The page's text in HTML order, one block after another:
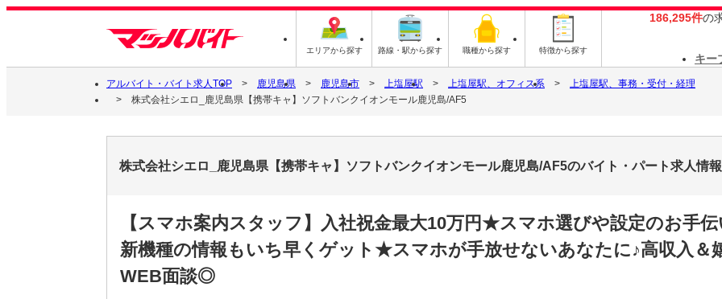
エリアから探す 路線・駅から探す 職種から探す 特徴から探す
186,295件の
キー
アルバイト・バイト求人TOP 鹿児島県 鹿児島市 上塩屋駅 上塩屋駅、オフィス系
上塩屋駅、事務・受付・経理
株式会社シエロ_鹿児島県【携帯キャ】ソフトバンクイオンモール鹿児島/AF5
株式会社シエロ_鹿児島県【携帯キャ】ソフトバンクイオンモール鹿児島/AF5のバイト・パート求人情報
【スマホ案内スタッフ】入社祝金最大10万円★スマホ選びや設定のお手
新機種の情報もいち早くゲット★スマホが手放せないあなたに♪高収入＆
WEB面談◎